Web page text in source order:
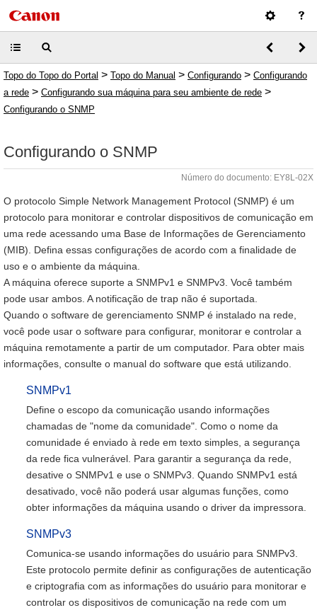
Topo do Topo do Portal > Topo do Manual > Configurando > Configurando
a rede > Configurando sua máquina para seu ambiente de rede >
Configurando o SNMP
Configurando o SNMP
Número do documento: EY8L-02X
O protocolo Simple Network Management Protocol (SNMP) é um
protocolo para monitorar e controlar dispositivos de comunicação em
uma rede acessando uma Base de Informações de Gerenciamento
(MIB). Defina essas configurações de acordo com a finalidade de
uso e o ambiente da máquina.
A máquina oferece suporte a SNMPv1 e SNMPv3. Você também
pode usar ambos. A notificação de trap não é suportada.
Quando o software de gerenciamento SNMP é instalado na rede,
você pode usar o software para configurar, monitorar e controlar a
máquina remotamente a partir de um computador. Para obter mais
informações, consulte o manual do software que está utilizando.
SNMPv1
Define o escopo da comunicação usando informações
chamadas de "nome da comunidade". Como o nome da
comunidade é enviado à rede em texto simples, a segurança
da rede fica vulnerável. Para garantir a segurança da rede,
desative o SNMPv1 e use o SNMPv3. Quando SNMPv1 está
desativado, você não poderá usar algumas funções, como
obter informações da máquina usando o driver da impressora.
SNMPv3
Comunica-se usando informações do usuário para SNMPv3.
Este protocolo permite definir as configurações de autenticação
e criptografia com as informações do usuário para monitorar e
controlar os dispositivos de comunicação na rede com um